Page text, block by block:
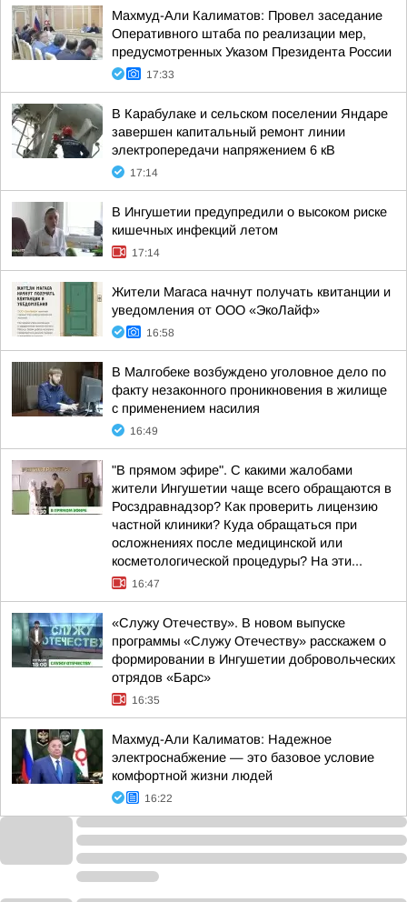
Махмуд-Али Калиматов: Провел заседание
Оперативного штаба по реализации мер,
предусмотренных Указом Президента России
17:33
В Карабулаке и сельском поселении Яндаре
завершен капитальный ремонт линии
электропередачи напряжением 6 кВ
17:14
В Ингушетии предупредили о высоком риске
кишечных инфекций летом
17:14
Жители Магаса начнут получать квитанции и
уведомления от ООО «ЭкоЛайф»
16:58
В Малгобеке возбуждено уголовное дело по
факту незаконного проникновения в жилище
с применением насилия
16:49
"В прямом эфире". С какими жалобами
жители Ингушетии чаще всего обращаются в
Росздравнадзор? Как проверить лицензию
частной клиники? Куда обращаться при
осложнениях после медицинской или
косметологической процедуры? На эти...
16:47
«Служу Отечеству». В новом выпуске
программы «Служу Отечеству» расскажем о
формировании в Ингушетии добровольческих
отрядов «Барс»
16:35
Махмуд-Али Калиматов: Надежное
электроснабжение — это базовое условие
комфортной жизни людей
16:22